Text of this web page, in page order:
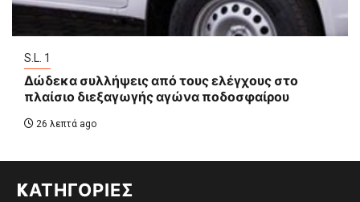
S.L. 1
Δώδεκα συλλήψεις από τους ελέγχους στο
πλαίσιο διεξαγωγής αγώνα ποδοσφαίρου
26 λεπτά ago
KΑΤΗΓΟΡΊΕΣ